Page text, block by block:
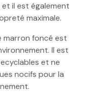
il est également
maximale.
marron foncé est
Il est
et ne
nocifs pour la